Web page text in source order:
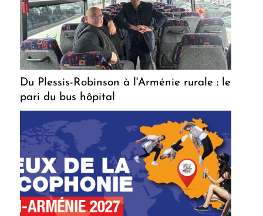
Du Plessis-Robinson à l'Arménie rurale : le
pari du bus hôpital